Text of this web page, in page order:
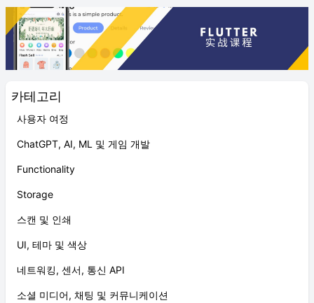
카테고리
사용자 여정
ChatGPT, AI, ML 및 게임 개발
Functionality
Storage
스캔 및 인쇄
UI, 테마 및 색상
네트워킹, 센서, 통신 API
소셜 미디어, 채팅 및 커뮤니케이션